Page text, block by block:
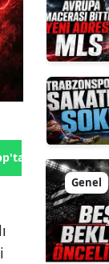
Gönder
Genel